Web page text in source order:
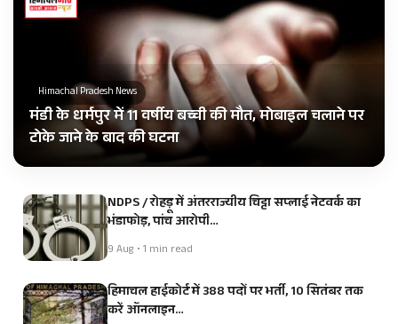
Himachal Pradesh News
मंडी के धर्मपुर में 11 वर्षीय बच्ची की मौत, मोबाइल चलाने पर
टोके जाने के बाद की घटना
NDPS / रोहड़ू में अंतरराज्यीय चिट्टा सप्लाई नेटवर्क का
भंडाफोड़, पांच आरोपी…
9 Aug • 1 min read
हिमाचल हाईकोर्ट में 388 पदों पर भर्ती, 10 सितंबर तक
करें ऑनलाइन…